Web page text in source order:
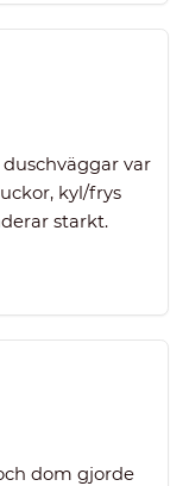
duschväggar var
kyl/frys
starkt.
dom gjorde